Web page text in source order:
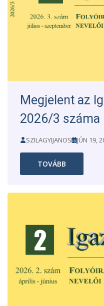
Megjelent az
2026/3 száma
SZILAGYIJANOS JÚN 19,
TOVÁBB